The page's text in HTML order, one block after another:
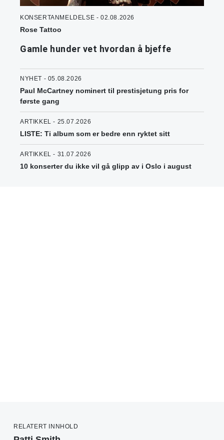
KONSERTANMELDELSE - 02.08.2026
Rose Tattoo
Gamle hunder vet hvordan å bjeffe
NYHET - 05.08.2026
Paul McCartney nominert til prestisjetung pris for
første gang
ARTIKKEL - 25.07.2026
LISTE: Ti album som er bedre enn ryktet sitt
ARTIKKEL - 31.07.2026
10 konserter du ikke vil gå glipp av i Oslo i august
RELATERT INNHOLD